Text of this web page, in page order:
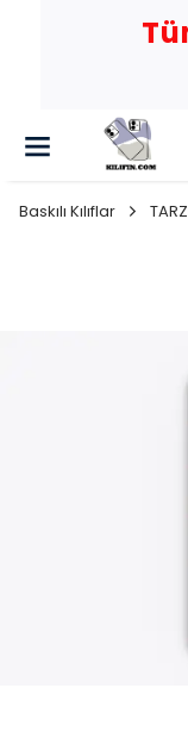
Baskılı Kılıflar